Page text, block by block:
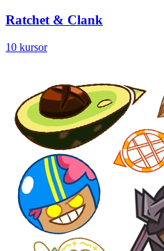
Ratchet & Clank
10 kursor